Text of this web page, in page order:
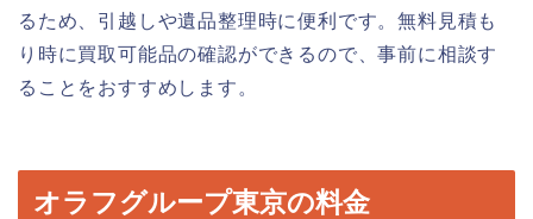
るため、引越しや遺品整理時に便利です。無料見積も
り時に買取可能品の確認ができるので、事前に相談す
ることをおすすめします。
オラフグループ東京の料金